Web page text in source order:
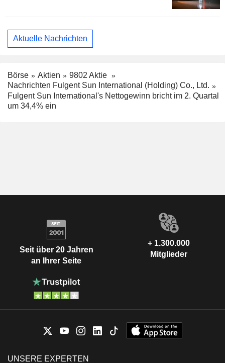
Aktuelle Nachrichten
Börse Aktien
9802 Aktie
Nachrichten Fulgent Sun International (Holding) Co., Ltd.
Fulgent Sun International's Nettogewinn bricht im 2. Quartal
um 34,4% ein
Seit über 20 Jahren
an Ihrer Seite
+ 1.300.000
Mitglieder
UNSERE EXPERTEN